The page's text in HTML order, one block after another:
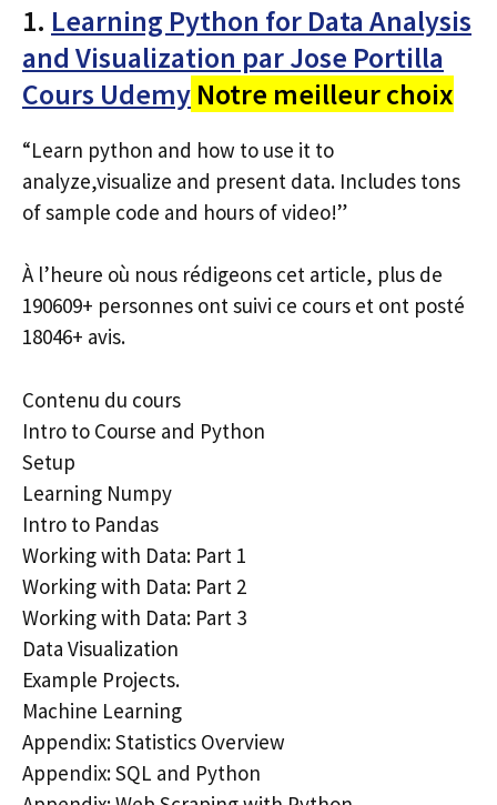
1. Learning Python for Data Analysis
and Visualization par Jose Portilla
Cours Udemy Notre meilleur choix
“Learn python and how to use it to
analyze,visualize and present data. Includes tons
of sample code and hours of video!”
À l’heure où nous rédigeons cet article, plus de
190609+ personnes ont suivi ce cours et ont posté
18046+ avis.
Contenu du cours
Intro to Course and Python
Setup
Learning Numpy
Intro to Pandas
Working with Data: Part 1
Working with Data: Part 2
Working with Data: Part 3
Data Visualization
Example Projects.
Machine Learning
Appendix: Statistics Overview
Appendix: SQL and Python